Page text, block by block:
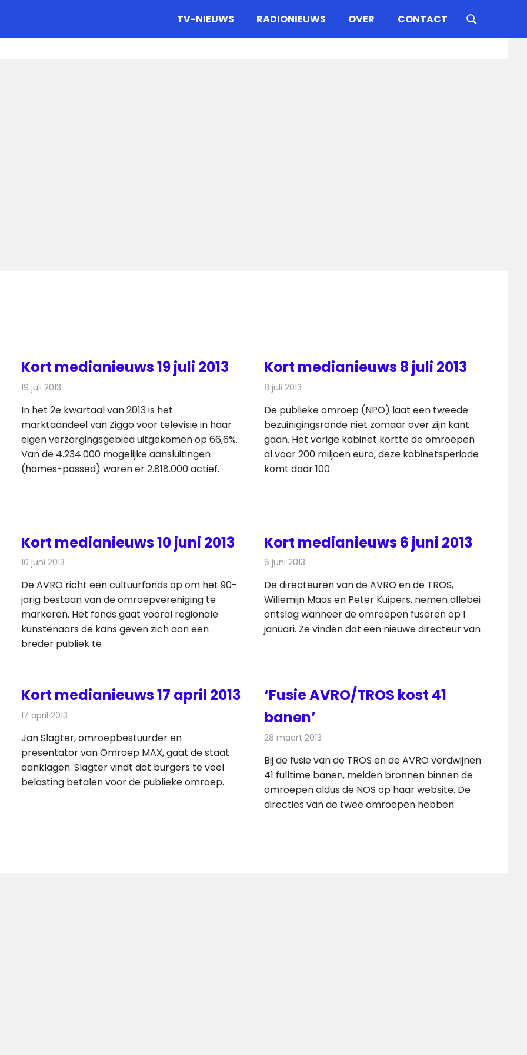
TV-NIEUWS RADIONIEUWS OVER CONTACT
Kort medianieuws 19 juli 2013
19 juli 2013
In het 2e kwartaal van 2013 is het
marktaandeel van Ziggo voor televisie in haar
eigen verzorgingsgebied uitgekomen op 66,6%.
Van de 4.234.000 mogelijke aansluitingen
(homes-passed) waren er 2.818.000 actief.
Kort medianieuws 8 juli 2013
8 juli 2013
De publieke omroep (NPO) laat een tweede
bezuinigingsronde niet zomaar over zijn kant
gaan. Het vorige kabinet kortte de omroepen
al voor 200 miljoen euro, deze kabinetsperiode
komt daar 100
Kort medianieuws 10 juni 2013
10 juni 2013
De AVRO richt een cultuurfonds op om het 90-
jarig bestaan van de omroepvereniging te
markeren. Het fonds gaat vooral regionale
kunstenaars de kans geven zich aan een
breder publiek te
Kort medianieuws 6 juni 2013
6 juni 2013
De directeuren van de AVRO en de TROS,
Willemijn Maas en Peter Kuipers, nemen allebei
ontslag wanneer de omroepen fuseren op 1
januari. Ze vinden dat een nieuwe directeur van
Kort medianieuws 17 april 2013
17 april 2013
Jan Slagter, omroepbestuurder en
presentator van Omroep MAX, gaat de staat
aanklagen. Slagter vindt dat burgers te veel
belasting betalen voor de publieke omroep.
‘Fusie AVRO/TROS kost 41
banen’
28 maart 2013
Bij de fusie van de TROS en de AVRO verdwijnen
41 fulltime banen, melden bronnen binnen de
omroepen aldus de NOS op haar website. De
directies van de twee omroepen hebben